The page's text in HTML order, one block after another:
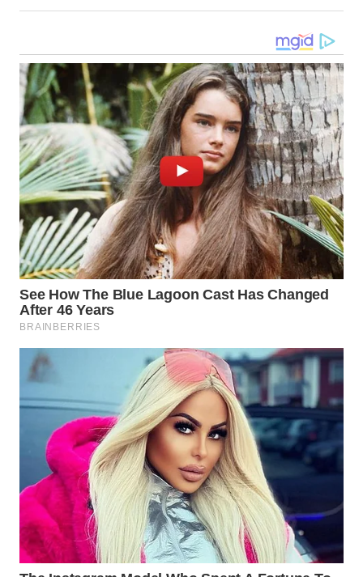
WN
WN
KARO
WN
SIMALUNGUN
WN
LABUHANBATU
WN
TAPANULI
TENGAH
WN DELI
SERDANG
WN
TEBING
TINGGI
WN
PAKPAK
WN
KARAWANG